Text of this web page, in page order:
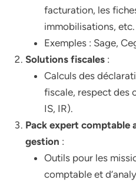
facturation, les
immobilisations, etc.
Exemples : Sage,
Solutions fiscales :
Calculs des
fiscale, respect des
IS, IR).
Pack expert comptable
gestion :
Outils pour les
comptable et